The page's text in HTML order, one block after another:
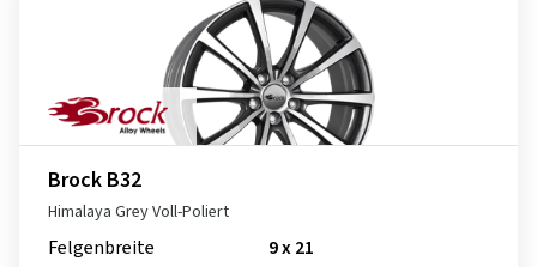
Brock B32
Himalaya Grey Voll-Poliert
Felgenbreite
9 x 21